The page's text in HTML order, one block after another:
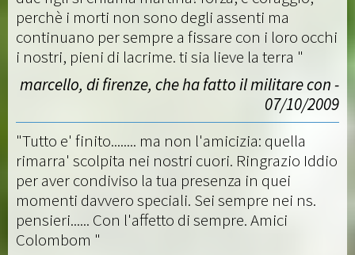
perchè i morti non sono degli assenti ma
continuano per sempre a fissare con i loro occhi
i nostri, pieni di lacrime. ti sia lieve la terra "
marcello, di firenze, che ha fatto il militare con -
07/10/2009
"Tutto e' finito........ ma non l'amicizia: quella
rimarra' scolpita nei nostri cuori. Ringrazio Iddio
per aver condiviso la tua presenza in quei
momenti davvero speciali. Sei sempre nei ns.
pensieri...... Con l'affetto di sempre. Amici
Colombom "